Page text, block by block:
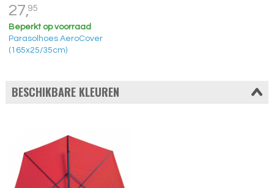
27,95
Beperkt op voorraad
Parasolhoes AeroCover
(165x25/35cm)
BESCHIKBARE KLEUREN